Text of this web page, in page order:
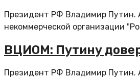
Президент РФ Владимир Путин.
некоммерческой организации
ВЦИОМ: Путину
Президент РФ Владимир Путин.